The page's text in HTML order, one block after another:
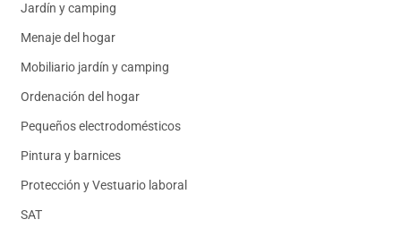
Jardín y camping
Menaje del hogar
Mobiliario jardín y camping
Ordenación del hogar
Pequeños electrodomésticos
Pintura y barnices
Protección y Vestuario laboral
SAT